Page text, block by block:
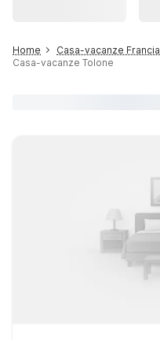
Home Casa-vacanze Francia
Casa-vacanze Tolone